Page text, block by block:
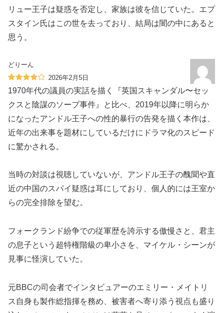
リュー王子は疑惑を否定し、家族は彼を信じていた。エプ
スタイン氏はこの世を去っており、結局は闇の中にあると
思う。
どりーん
2026年2月5日
1970年代の議員の実話を描く『英国スキャンダル〜セッ
クスと陰謀のソープ事件』と比べ、2019年以降に明らか
になったアンドル王子への性的暴行の告発を描く本作は、
近年の出来事を題材にしているだけにドラマ化のスピード
に驚かされる。
当時の対談は視聴していないが、アンドル王子の醜聞や直
近の中国のスパイ疑惑は耳にしており、個人的には王室か
らの完全排除を望む。
フォークランド紛争での従軍歴を誇示する傲慢さと、君主
の息子という超特権階級の卑小さを、マイケル・シーンが
見事に怪演していた。
元BBCの司会者でインタビュアーのエミリー・メイトリ
ス自身も製作総指揮を務め、被害者へ寄り添う視点も盛り